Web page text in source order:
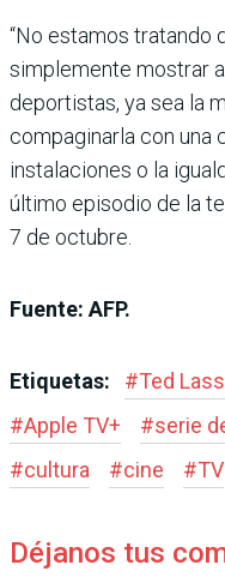
“No estamos tratando
simplemente mostrar
deportistas, ya sea la
compaginarla con una
instalaciones o la
último episodio de la
7 de octubre.
Fuente: AFP.
Etiquetas: #Ted
#Apple TV+ #serie
#cultura #cine #TV
Déjanos tus